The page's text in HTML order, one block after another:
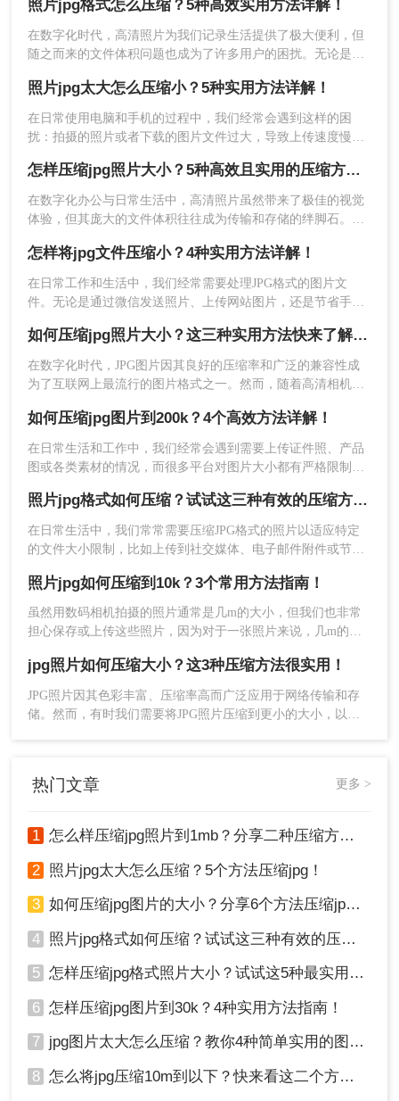
第三步：在压缩设置界面，可以看到多个调节
选项：
压缩类型：通在左下角选择压缩类型
缩"按钮。软件会显示处理进度，包括已完成数
直接在软件中打开输出文件夹，查看压缩后的
jpg照片。
注意点
在批量压缩前，建议先对几张jpg照片进行测
试，确认压缩效果符合要求后再处理全部文件
压缩质量设置过低会导致图片模糊，设置过高
则压缩效果不明显，需要根据实际用途选择合
建议保留原始jpg照片的备份，以免压缩效果不
理想时需要重新处理
如果jpg照片数量非常多（超过500张），建议
压缩后的jpg照片应检查关键细节，确保文字、
方法二：使用转转大师在线压缩工具（推荐）
平台，无需下载安装任何软件，直接在浏览器中即
可使用。该工具采用先进的智能压缩算法，能够在
保持jpg照片画质的前提下，有效减小文件体积。作
时性、轻量级的jpg照片批量压缩需求。无论是办公
人员、设计师还是普通用户，都能快速上手使用。
省本地存储空间
支持多种设备和操作系统，包括Windows、
操作界面简洁友好，支持拖拽上传，新手也能
快速掌握
提供多种压缩级别选择，可根据不同用途灵活
调整
地CPU资源
支持批量上传jpg照片，一次最多可处理30张
完全免费使用，无需注册账号，保护用户隐私
处理多年的专业人士，我将结合实际经验，为大家详细介绍几
种可靠的批量压缩方法。
照片jpg格式怎么压缩？5种高效实用方法详解！
在数字化时代，高清照片为我们记录生活提供了极大便利，但
随之而来的文件体积问题也成为了许多用户的困扰。无论是发
是手机存储空间告急，照片jpg格式怎么压缩成为了现代人必须
掌握的实用技能。
照片jpg太大怎么压缩小？5种实用方法详解！
在日常使用电脑和手机的过程中，我们经常会遇到这样的困
扰：拍摄的照片或者下载的图片文件过大，导致上传速度慢、
jpg太大怎么压缩小就成了很多人迫切需要解决的问题。本文将
为您详细介绍5种实用的照片压缩方法，帮助您轻松应对各种场
景下的图片压缩需求。
怎样压缩jpg照片大小？5种高效且实用的压缩方法详解！
在数字化办公与日常生活中，高清照片虽然带来了极佳的视觉
体验，但其庞大的文件体积往往成为传输和存储的绊脚石。无
统、办公平台时的容量门槛，亦或是手机相册空间告急，怎样
压缩jpg照片大小始终是许多用户面临的常见难题。
怎样将jpg文件压缩小？4种实用方法详解！
在日常工作和生活中，我们经常需要处理JPG格式的图片文
件。无论是通过微信发送照片、上传网站图片，还是节省手机
本文将详细介绍4种实用的JPG文件压缩方法，帮助您轻松解决
图片过大问题。
如何压缩jpg照片大小？这三种实用方法快来了解一下！
在数字化时代，JPG图片因其良好的压缩率和广泛的兼容性成
为了互联网上最流行的图片格式之一。然而，随着高清相机和
了大量的存储空间，而且在网络传输时也显得尤为不便。因
此，学会如何压缩jpg照片大小变得尤为重要。本文将为您介绍
几种简单实用的方法。
如何压缩jpg图片到200k？4个高效方法详解！
在日常生活和工作中，我们经常会遇到需要上传证件照、产品
图或各类素材的情况，而很多平台对图片大小都有严格限制，
jpg图片到200k便成了一个亟待解决的难题。盲目压缩往往导致
画质严重受损，甚至模糊不清。本文将为你提供四种专业且高
效的方法，即可轻松将图片“瘦身”至指定大小，同时最大程度
保留清晰度。
照片jpg格式如何压缩？试试这三种有效的压缩方法！
在日常生活中，我们常常需要压缩JPG格式的照片以适应特定
的文件大小限制，比如上传到社交媒体、电子邮件附件或节省
的压缩方法。
照片jpg如何压缩到10k？3个常用方法指南！
虽然用数码相机拍摄的照片通常是几m的大小，但我们也非常
担心保存或上传这些照片，因为对于一张照片来说，几m的体
到10k？今天，我将和大家讨论照片jpg如何压缩到10k的方法。
jpg照片如何压缩大小？这3种压缩方法很实用！
JPG照片因其色彩丰富、压缩率高而广泛应用于网络传输和存
储。然而，有时我们需要将JPG照片压缩到更小的大小，以满
热门文章 更多 >
1 怎么样压缩jpg照片到1mb？分享二种压缩方法！
2 照片jpg太大怎么压缩？5个方法压缩jpg！
3 如何压缩jpg图片的大小？分享6个方法压缩jpg！
4 照片jpg格式如何压缩？试试这三种有效的压缩方法！
5 怎样压缩jpg格式照片大小？试试这5种最实用的JPG压缩方法！
6 怎样压缩jpg图片到30k？4种实用方法指南！
7 jpg图片太大怎么压缩？教你4种简单实用的图片压缩方法
8 怎么将jpg压缩10m到以下？快来看这二个方法 ！